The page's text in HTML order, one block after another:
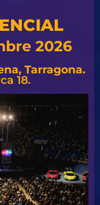
2026
Tarragona.
18.